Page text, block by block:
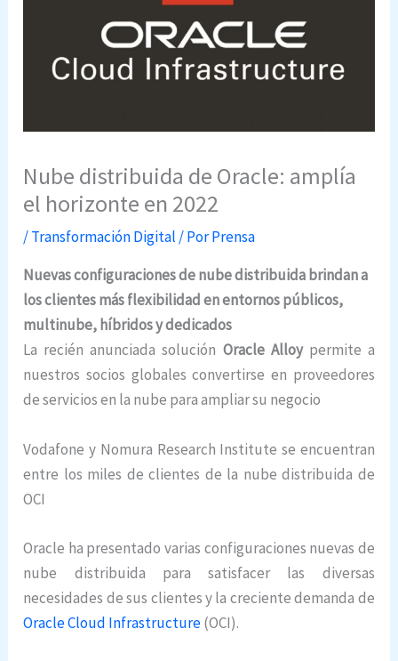
Nube distribuida de Oracle: amplía
el horizonte en 2022
/Transformación Digital/ PorPrensa
Nuevas configuraciones de nube distribuida brindan a
los clientes más flexibilidad en entornos públicos,
multinube, híbridos y dedicados
La recién anunciada solución Oracle Alloypermite a
nuestros socios globales convertirse en proveedores
de servicios en la nube para ampliar su negocio
Vodafone y Nomura Research Institute se encuentran
entre los miles de clientes de la nube distribuida de
OCI
Oracle ha presentado varias configuraciones nuevas de
nube distribuida para satisfacer las diversas
necesidades de sus clientes y la creciente demanda de
Oracle Cloud Infrastructure(OCI).